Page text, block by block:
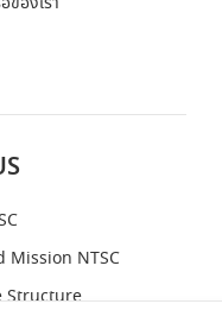
Mission NTSC
Structure